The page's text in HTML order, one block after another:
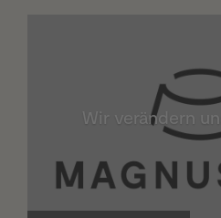
Wir verändern